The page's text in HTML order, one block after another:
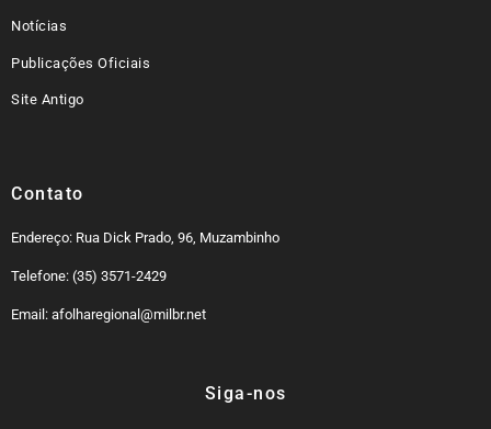
Notícias
Publicações Oficiais
Site Antigo
Contato
Endereço: Rua Dick Prado, 96, Muzambinho
Telefone: (35) 3571-2429
Email: afolharegional@milbr.net
Siga-nos